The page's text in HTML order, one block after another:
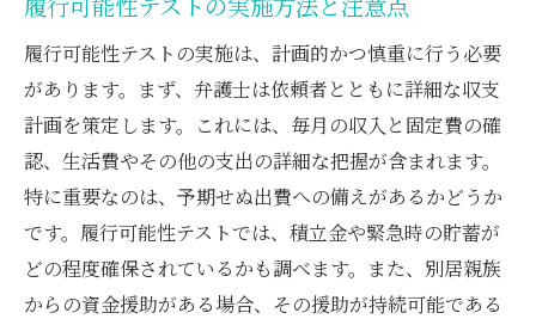
履行可能性テスト後の手続きの流れ
弁護士が提案する履行可能性テストの具体的な
手順
履行可能性テスト実施のための準備
弁護士による履行可能性テストの具体的手
法
履行可能性テストで確認すべきポイント
履行可能性テストの実施は、計画的かつ慎重に行う必要
があります。まず、弁護士は依頼者とともに詳細な収支
計画を策定します。これには、毎月の収入と固定費の確
認、生活費やその他の支出の詳細な把握が含まれます。
特に重要なのは、予期せぬ出費への備えがあるかどうか
です。履行可能性テストでは、積立金や緊急時の貯蓄が
どの程度確保されているかも調べます。また、別居親族
からの資金援助がある場合、その援助が持続可能である